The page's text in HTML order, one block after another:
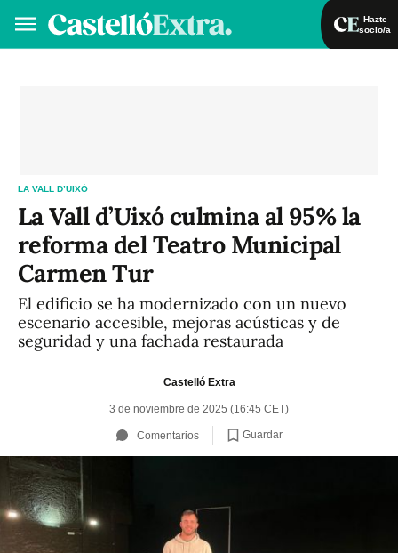
Hazte
socio/a
LA VALL D’UIXÓ
La Vall d’Uixó culmina al 95% la
reforma del Teatro Municipal
Carmen Tur
El edificio se ha modernizado con un nuevo
escenario accesible, mejoras acústicas y de
seguridad y una fachada restaurada
Castelló Extra
3 de noviembre de 2025 (16:45 CET)
Comentarios Guardar